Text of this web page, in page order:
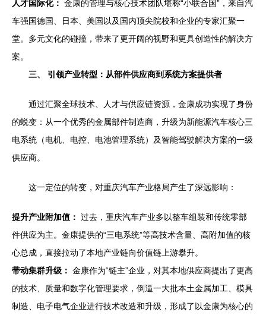
人才国际化： 金康的管理与核心技术团队堪称“小联合国”，来自汽
车强国德国、日本、美国以及国内顶尖院校和企业的专家汇聚一
堂。多元文化的碰撞，带来了更开阔的视野和更具创造性的解决方
案。
三、 引领产业转型：从部件供应商到系统方案提供者
通过汇聚全球技术、人才与供应链资源，金康成功实现了身份
的蜕变：从一个优秀的金属部件制造商，升级为新能源汽车核心三
电系统（电机、电控、电池管理系统）及智能驾驶解决方案的一级
供应商。
这一定位的转变，对重庆汽车产业格局产生了深远影响：
提升产业附加值： 过去，重庆汽车产业多以整车组装和传统零部
件供应为主。金康提供的“三电系统”等高技术含量、高附加值的核
心总成，直接拉动了本地产业链向价值链上游攀升。
带动集群升级： 金康作为“链主”企业，对其本地供应商提出了更高
的技术、质量和数字化管理要求，倒逼一大批本土金属加工、模具
制造、电子电气企业进行技术改造和升级，形成了以金康为核心的